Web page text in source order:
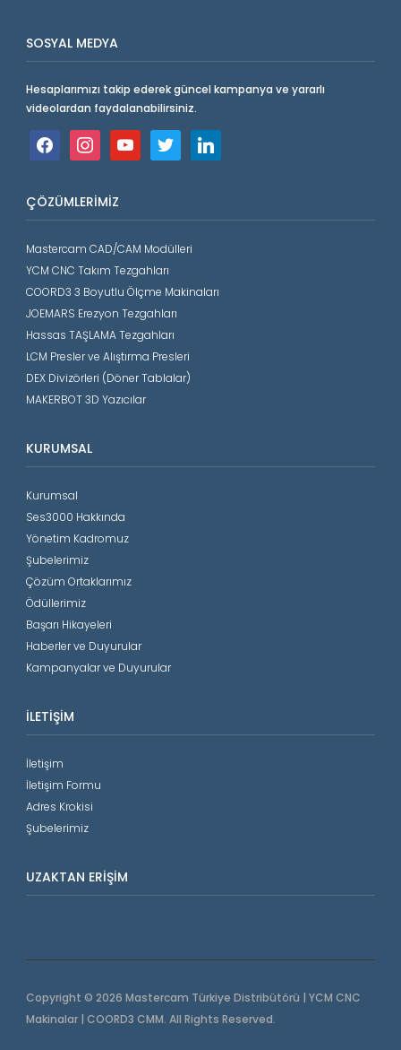
SOSYAL MEDYA
Hesaplarımızı takip ederek güncel kampanya ve yararlı
videolardan faydalanabilirsiniz.
facebookinstagramyoutube twitter linkedin
ÇÖZÜMLERIMIZ
Mastercam CAD/CAM Modülleri
YCM CNC Takım Tezgahları
COORD3 3 Boyutlu Ölçme Makinaları
JOEMARS Erezyon Tezgahları
Hassas TAŞLAMA Tezgahları
LCM Presler ve Alıştırma Presleri
DEX Divizörleri (Döner Tablalar)
MAKERBOT 3D Yazıcılar
KURUMSAL
Kurumsal
Ses3000 Hakkında
Yönetim Kadromuz
Şubelerimiz
Çözüm Ortaklarımız
Ödüllerimiz
Başarı Hikayeleri
Haberler ve Duyurular
Kampanyalar ve Duyurular
İLETIŞIM
İletişim
İletişim Formu
Adres Krokisi
Şubelerimiz
UZAKTAN ERIŞIM
Copyright © 2026 Mastercam Türkiye Distribütörü | YCM CNC
Makinalar | COORD3 CMM. All Rights Reserved.